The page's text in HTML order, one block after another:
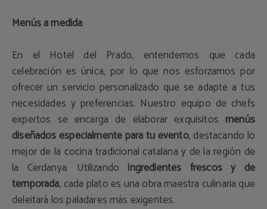
Menús a medida
En el Hotel del Prado, entendemos que cada
celebración es única, por lo que nos esforzamos por
ofrecer un servicio personalizado que se adapte a tus
necesidades y preferencias. Nuestro equipo de chefs
expertos se encarga de elaborar exquisitosmenús
diseñados especialmente para tu evento, destacando lo
mejor de la cocina tradicional catalana y de la región de
la Cerdanya. Utilizandoingredientes frescos y de
temporada, cada plato es una obra maestra culinaria que
deleitará los paladares más exigentes.